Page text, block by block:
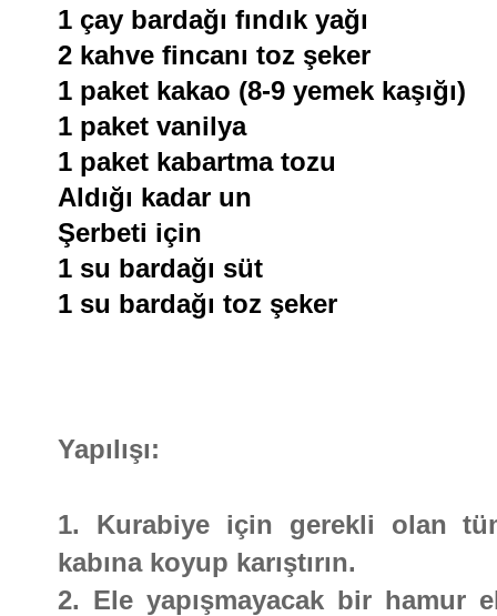
1 çay bardağı fındık yağı
2 kahve fincanı toz şeker
1 paket kakao (8-9 yemek kaşığı)
1 paket vanilya
1 paket kabartma tozu
Aldığı kadar un
Şerbeti için
1 su bardağı süt
1 su bardağı toz şeker
Yapılışı:
1. Kurabiye için gerekli olan
kabına koyup karıştırın.
2. Ele yapışmayacak bir hamur